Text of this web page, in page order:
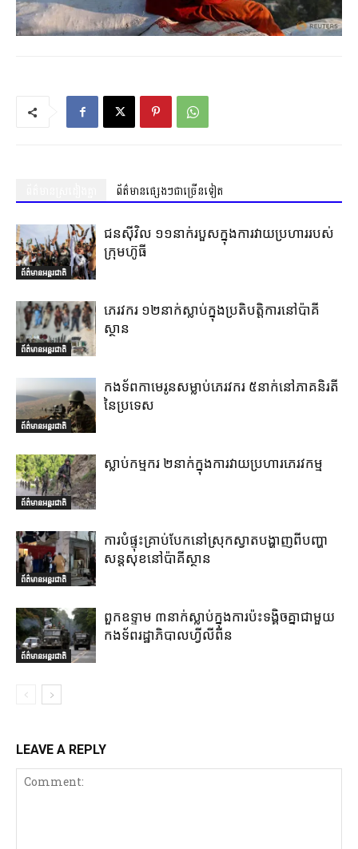
ព័ត៌មានផ្សេងៗជាច្រើនទៀត
ព័ត៌មានអន្តរជាតិ
ជនស៊ីវិល ១១នាក់របួសក្នុងការវាយប្រហាររបស់
ក្រុមហ៊ូធី
ព័ត៌មានអន្តរជាតិ
ភេរវករ ១២នាក់ស្លាប់ក្នុងប្រតិបត្តិការនៅប៉ាគី
ស្ថាន
ព័ត៌មានអន្តរជាតិ
កងទ័ពកាមេរូនសម្លាប់ភេរវករ ៥នាក់នៅភាគនិរតី
នៃប្រទេស
ព័ត៌មានអន្តរជាតិ
ស្លាប់កម្មករ ២នាក់ក្នុងការវាយប្រហារភេរវកម្ម
ព័ត៌មានអន្តរជាតិ
ការបំផ្ទុះគ្រាប់បែកនៅស្រុកស្វាតបង្ហាញពីបញ្ហា
សន្តសុខនៅប៉ាគីស្ថាន
ព័ត៌មានអន្តរជាតិ
ពួកឧទ្ទាម ៣នាក់ស្លាប់ក្នុងការប៉ះទង្គិចគ្នាជាមួយ
កងទ័ពរដ្ឋាភិបាលហ្វីលីពីន
LEAVE A REPLY